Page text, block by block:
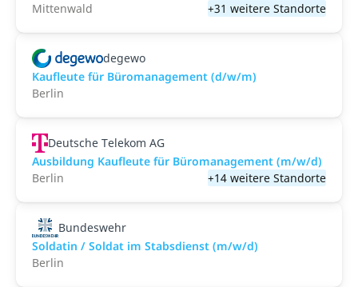
Mittenwald
+31 weitere Standorte
degewo
Kaufleute für Büromanagement (d/w/m)
Berlin
Deutsche Telekom AG
Ausbildung Kaufleute für Büromanagement (m/w/d)
Berlin
+14 weitere Standorte
Bundeswehr
Soldatin / Soldat im Stabs­dienst (m/w/d)
Berlin